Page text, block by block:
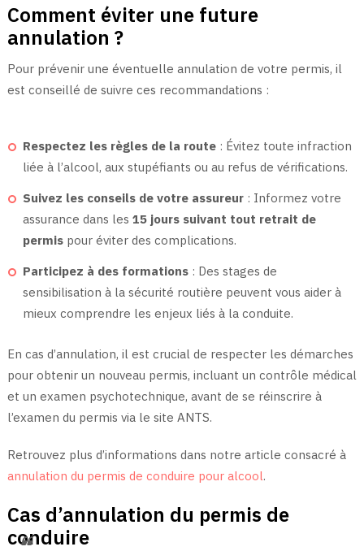
Comment éviter une future
annulation ?
Pour prévenir une éventuelle annulation de votre permis, il
est conseillé de suivre ces recommandations :
Respectez les règles de la route : Évitez toute infraction
liée à l’alcool, aux stupéfiants ou au refus de vérifications.
Suivez les conseils de votre assureur : Informez votre
assurance dans les15 jours suivant tout retrait de
permis pour éviter des complications.
Participez à des formations : Des stages de
sensibilisation à la sécurité routière peuvent vous aider à
mieux comprendre les enjeux liés à la conduite.
En cas d’annulation, il est crucial de respecter les démarches
pour obtenir un nouveau permis, incluant un contrôle médical
et un examen psychotechnique, avant de se réinscrire à
l’examen du permis via le site ANTS.
Retrouvez plus d’informations dans notre article consacré à
annulation du permis de conduire pour alcool.
Cas d’annulation du permis de
conduire